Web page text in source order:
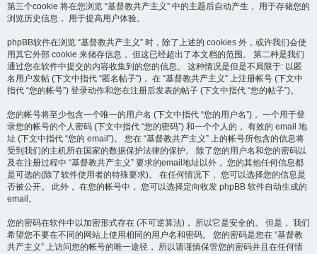
第三个cookie 将在您浏览 “基督教共产主义” 中的主题后自动产生， 用于存储您的
浏览历史信息， 用于提高用户体验。
phpBB软件在浏览 “基督教共产主义” 时，除了上述的 cookies 外，或许我们会使
用其它外部 cookie 来储存信息， 但这已经超出了本文档的范围。 第二种是我们
通过您在软件中提交的内容收集到的您的信息。 这种情况是但是不局限于: 以匿
名用户发帖 (下文中指代 “匿名帖子”)， 在 “基督教共产主义” 上注册帐号 (下文中
指代 “您的帐号”) 登录动作和您在注册后发表的帖子 (下文中指代 “您的帖子”)。
您的帐号将至少包含一个唯一的用户名 (下文中指代 “您的用户名”)， 一个用于登
录您的帐号的个人密码 (下文中指代 “您的密码”) 和一个个人的， 有效的 email 地
址 (下文中指代 “您的 email”)。 您在 “基督教共产主义” 上的帐号所包含的信息将
受到我们的主机所在国家的数据保护法律的保护。 除了您的用户名和您的密码以
及在注册过程中 “基督教共产主义” 要求的email地址以外， 您的其他任何信息都
是可选的(除了软件使用者的特殊要求)。 在任何情况下， 您可以选择您的信息是
否被公开。 此外， 在您的帐号中， 您可以选择定向收发 phpBB 软件自动生成的
email。
您的密码在软件中以加密形式存在 (不可逆算法)， 所以它是安全的。 但是， 我们
希望您不要在不同的网站上使用相同的用户名和密码。 您的密码是您在 “基督教
共产主义” 上访问您的帐号的唯一途径， 所以请谨慎保管您的密码并且在任何情